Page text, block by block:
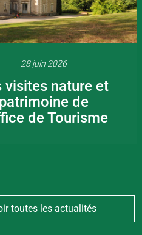
28 juin 2026
visites nature et
patrimoine de
de Tourisme
toutes les actualités